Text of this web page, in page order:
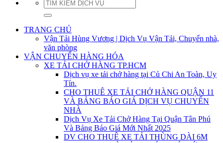
TRANG CHỦ
Vận Tải Hùng Vương | Dịch Vụ Vận Tải, Chuyển nhà,
văn phòng
VẬN CHUYỂN HÀNG HÓA
XE TẢI CHỞ HÀNG TP.HCM
Dịch vụ xe tải chở hàng tại Củ Chi An Toàn, Uy
Tín.
CHO THUÊ XE TẢI CHỞ HÀNG QUẬN 11
VÀ BẢNG BÁO GIÁ DỊCH VỤ CHUYỂN
NHÀ
Dịch Vụ Xe Tải Chở Hàng Tại Quận Tân Phú
Và Bảng Báo Giá Mới Nhất 2025
DV CHO THUÊ XE TẢI THÙNG DÀI 6M